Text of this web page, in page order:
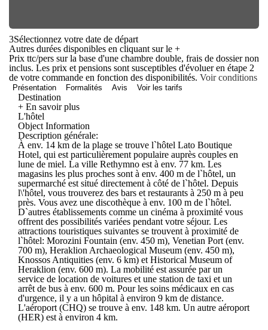
3Sélectionnez votre date de départ
Autres durées disponibles en cliquant sur le +
Prix ttc/pers sur la base d'une chambre double, frais de dossier non
inclus. Les prix et pensions sont susceptibles d'évoluer en étape 2
de votre commande en fonction des disponibilités. Voir conditions
Présentation Formalités Avis Voir les tarifs
Destination
+ En savoir plus
L'hôtel
Object Information
Description générale:
À env. 14 km de la plage se trouve l`hôtel Lato Boutique
Hotel, qui est particulièrement populaire auprès couples en
lune de miel. La ville Rethymno est à env. 77 km. Les
magasins les plus proches sont à env. 400 m de l`hôtel, un
supermarché est situé directement à côté de l`hôtel. Depuis
l\'hôtel, vous trouverez des bars et restaurants à 250 m à peu
près. Vous avez une discothèque à env. 100 m de l`hôtel.
D`autres établissements comme un cinéma à proximité vous
offrent des possibilités variées pendant votre séjour. Les
attractions touristiques suivantes se trouvent à proximité de
l`hôtel: Morozini Fountain (env. 450 m), Venetian Port (env.
700 m), Heraklion Archaeological Museum (env. 450 m),
Knossos Antiquities (env. 6 km) et Historical Museum of
Heraklion (env. 600 m). La mobilité est assurée par un
service de location de voitures et une station de taxi et un
arrêt de bus à env. 600 m. Pour les soins médicaux en cas
d'urgence, il y a un hôpital à environ 9 km de distance.
L'aéroport (CHQ) se trouve à env. 148 km. Un autre aéroport
(HER) est à environ 4 km.